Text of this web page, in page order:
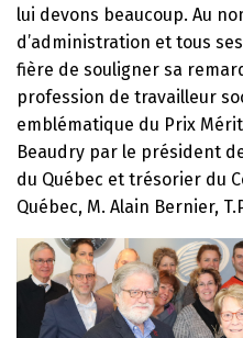
lui devons beaucoup. Au
d’administration et tous
fière de souligner sa
profession de travailleur
emblématique du Prix
Beaudry par le président
du Québec et trésorier du
Québec, M. Alain Bernier,